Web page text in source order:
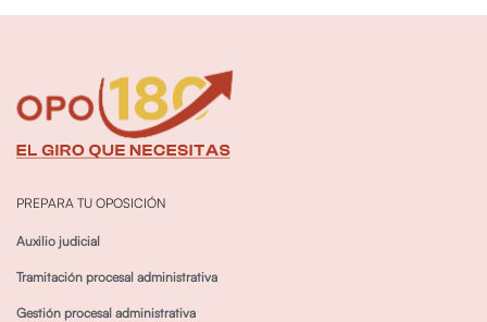
PREPARA TU OPOSICIÓN
Auxilio judicial
Tramitación procesal administrativa
Gestión procesal administrativa